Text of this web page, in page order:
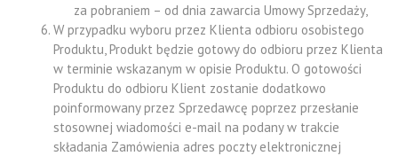
za pobraniem – od dnia zawarcia Umowy Sprzedaży,
W przypadku wyboru przez Klienta odbioru osobistego
Produktu, Produkt będzie gotowy do odbioru przez Klienta
w terminie wskazanym w opisie Produktu. O gotowości
Produktu do odbioru Klient zostanie dodatkowo
poinformowany przez Sprzedawcę poprzez przesłanie
stosownej wiadomości e-mail na podany w trakcie
składania Zamówienia adres poczty elektronicznej